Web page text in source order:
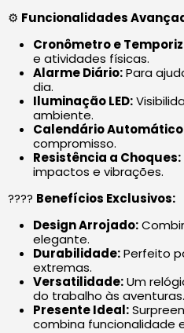
⚙️ Funcionalidades
Cronômetro e
e atividades físicas.
Alarme Diário:Para
dia.
Iluminação LED:
ambiente.
Calendário
compromisso.
Resistência a Choques:
impactos e vibrações.
???? Benefícios Exclusivos:
Design Arrojado:
elegante.
Durabilidade:Perfeito
extremas.
Versatilidade:Um
do trabalho às aventuras.
Presente Ideal:
combina funcionalidade